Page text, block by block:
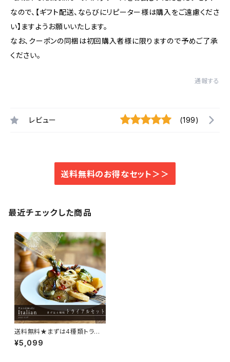
なので、【ギフト配送、ならびにリピーター様は購入をご遠慮くださ
い】ますようお願いいたします。
なお、クーポンの同梱は初回購入者様に限りますので予めご了承
ください。
通報する
レビュー (199)
送料無料のお得なセット＞＞
最近チェックした商品
送料無料★まずは4種類トライ
アルセット【当ショップ初めてご
購入のお客様1回限り】★リピー
¥5,099